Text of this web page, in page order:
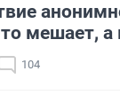
мешает, а
104